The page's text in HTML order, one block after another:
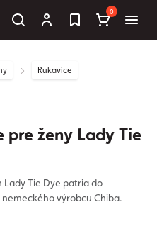
0
Rukavice
pre ženy Lady Tie
Lady Tie Dye patria do
výrobcu Chiba.